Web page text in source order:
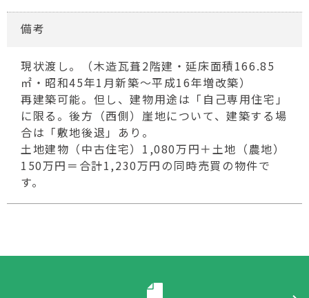
備考
現状渡し。（木造瓦葺2階建・延床面積166.85
㎡・昭和45年1月新築～平成16年増改築）
再建築可能。但し、建物用途は「自己専用住宅」
に限る。後方（西側）崖地について、建築する場
合は「敷地後退」あり。
土地建物（中古住宅）1,080万円＋土地（農地）
150万円＝合計1,230万円の同時売買の物件で
す。